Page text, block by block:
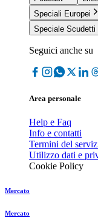
Speciali Europei
Speciale Scudetti
Seguici anche su
Area personale
Help e Faq
Info e contatti
Termini del
Utilizzo dati e
Cookie Policy
Mercato
Mercato